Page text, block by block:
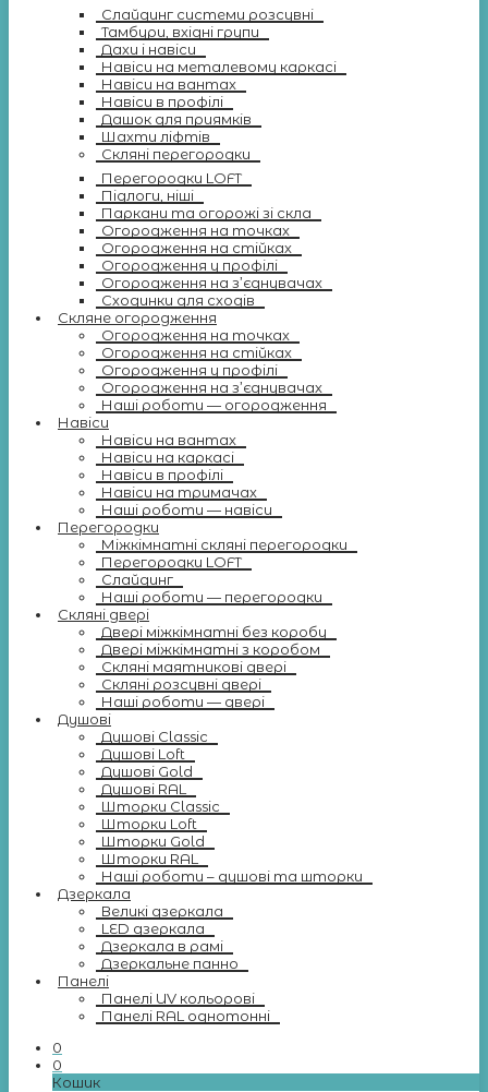
Слайдинг системи розсувні
Тамбури, вхідні групи
Дахи і навіси
Навіси на металевому каркасі
Навіси на вантах
Навіси в профілі
Дашок для приямків
Шахти ліфтів
Скляні перегородки
Перегородки LOFT
Підлоги, ніші
Паркани та огорожі зі скла
Огородження на точках
Огородження на стійках
Огородження у профілі
Огородження на з’єднувачах
Сходинки для сходів
Скляне огородження
Огородження на точках
Огородження на стійках
Огородження у профілі
Огородження на з’єднувачах
Наші роботи — огородження
Навіси
Навіси на вантах
Навіси на каркасі
Навіси в профілі
Навіси на тримачах
Наші роботи — навіси
Перегородки
Міжкімнатні скляні перегородки
Перегородки LOFT
Слайдинг
Наші роботи — перегородки
Скляні двері
Двері міжкімнатні без коробу
Двері міжкімнатні з коробом
Скляні маятникові двері
Скляні розсувні двері
Наші роботи — двері
Душові
Душові Classic
Душові Loft
Душові Gold
Душові RAL
Шторки Classic
Шторки Loft
Шторки Gold
Шторки RAL
Наші роботи – душові та шторки
Дзеркала
Великі дзеркала
LED дзеркала
Дзеркала в рамі
Дзеркальне панно
Панелі
Панелі UV кольорові
Панелі RAL однотонні
0
0
Кошик